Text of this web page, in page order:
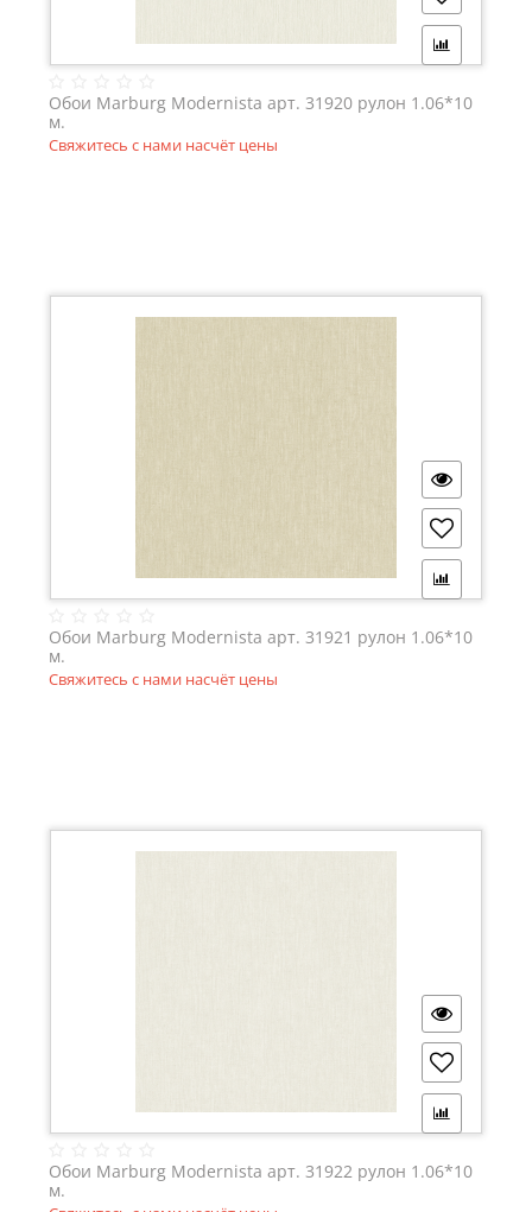
Обои Marburg Modernista арт. 31920 рулон 1.06*10
м.
Свяжитесь с нами насчёт цены
Обои Marburg Modernista арт. 31921 рулон 1.06*10
м.
Свяжитесь с нами насчёт цены
Обои Marburg Modernista арт. 31922 рулон 1.06*10
м.